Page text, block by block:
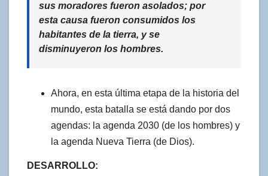
sus moradores fueron asolados; por
esta causa fueron consumidos los
habitantes de la tierra, y se
disminuyeron los hombres.
Ahora, en esta última etapa de la historia del
mundo, esta batalla se está dando por dos
agendas: la agenda 2030 (de los hombres) y
la agenda Nueva Tierra (de Dios).
DESARROLLO: